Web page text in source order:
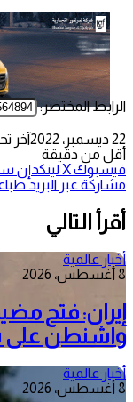
الرابط المختصر:
22 ديسمبر، 2022
آخر تحديث:
أقل من دقيقة
فيسبوك‫Xلينكدإن
مشاركة عبر البريد
أقرأ التالي
أخبار عالمية
8 أغسطس، 2026
إيران: فتح
واشنطن على
أخبار عالمية
8 أغسطس، 2026